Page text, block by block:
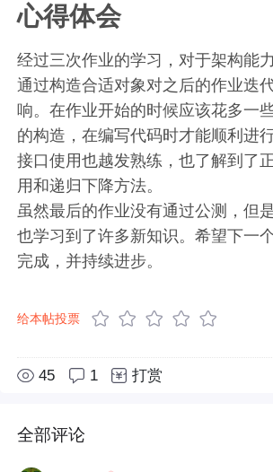
心得体会
经过三次作业的学习，对于架构能
通过构造合适对象对之后的作业迭
响。在作业开始的时候应该花多一
的构造，在编写代码时才能顺利进
接口使用也越发熟练，也了解到了
用和递归下降方法。
虽然最后的作业没有通过公测，但
也学习到了许多新知识。希望下一
完成，并持续进步。
给本帖投票
45 1 打赏
全部评论